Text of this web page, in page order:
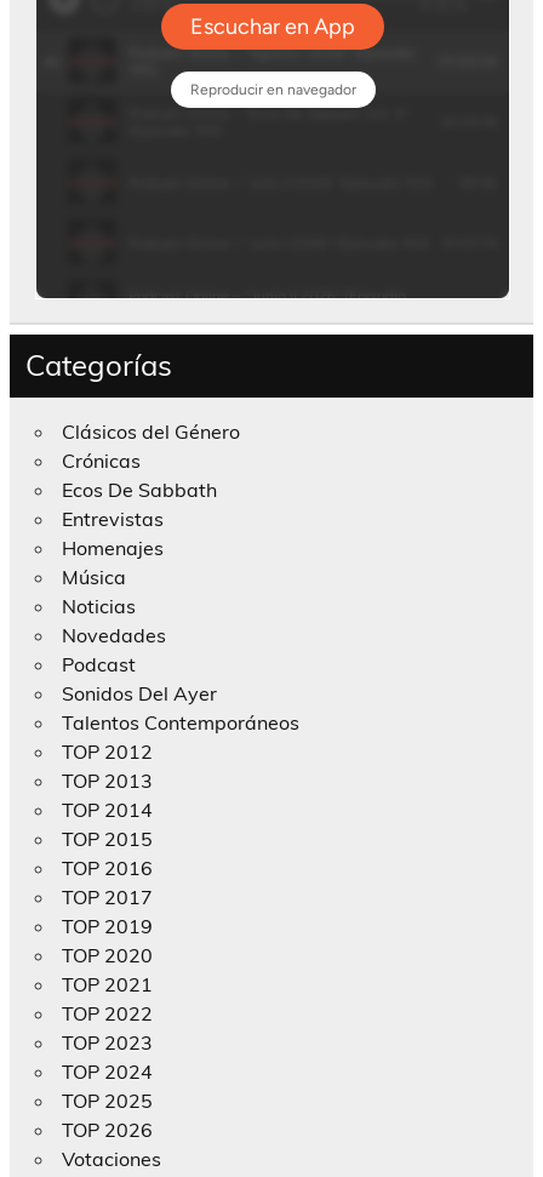
Categorías
Clásicos del Género
Crónicas
Ecos De Sabbath
Entrevistas
Homenajes
Música
Noticias
Novedades
Podcast
Sonidos Del Ayer
Talentos Contemporáneos
TOP 2012
TOP 2013
TOP 2014
TOP 2015
TOP 2016
TOP 2017
TOP 2019
TOP 2020
TOP 2021
TOP 2022
TOP 2023
TOP 2024
TOP 2025
TOP 2026
Votaciones